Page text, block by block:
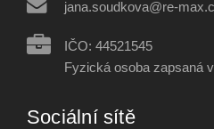
jana.soudkova@re-
IČO: 44521545
Fyzická osoba zapsaná
Sociální sítě